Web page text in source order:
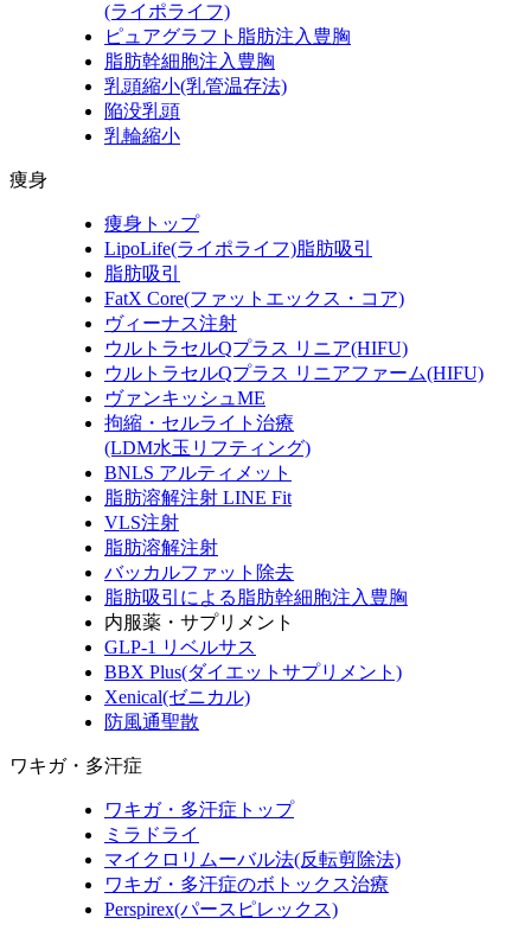
(ライポライフ)
ピュアグラフト脂肪注入豊胸
脂肪幹細胞注入豊胸
乳頭縮小(乳管温存法)
陥没乳頭
乳輪縮小
痩身
痩身トップ
LipoLife(ライポライフ)脂肪吸引
脂肪吸引
FatX Core(ファットエックス・コア)
ヴィーナス注射
ウルトラセルQプラス リニア(HIFU)
ウルトラセルQプラス リニアファーム(HIFU)
ヴァンキッシュME
拘縮・セルライト治療
(LDM水玉リフティング)
BNLS アルティメット
脂肪溶解注射 LINE Fit
VLS注射
脂肪溶解注射
バッカルファット除去
脂肪吸引による脂肪幹細胞注入豊胸
内服薬・サプリメント
GLP-1 リベルサス
BBX Plus(ダイエットサプリメント)
Xenical(ゼニカル)
防風通聖散
ワキガ・多汗症
ワキガ・多汗症トップ
ミラドライ
マイクロリムーバル法(反転剪除法)
ワキガ・多汗症のボトックス治療
Perspirex(パースピレックス)